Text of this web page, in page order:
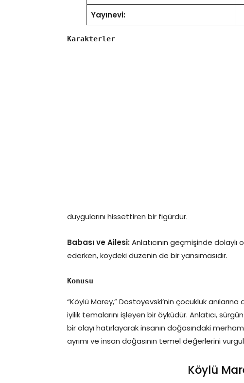
Yayınevi:
Karakterler
duygularını hissettiren bir figürdür.
Babası ve Ailesi:Anlatıcının geçmişinde
ederken, köydeki düzenin de bir yansımasıdır.
Konusu
“Köylü Marey,” Dostoyevski’nin çocukluk
iyilik temalarını işleyen bir öyküdür. Anlatıcı,
bir olayı hatırlayarak insanın doğasındaki
ayrımı ve insan doğasının temel değerlerini
Köylü